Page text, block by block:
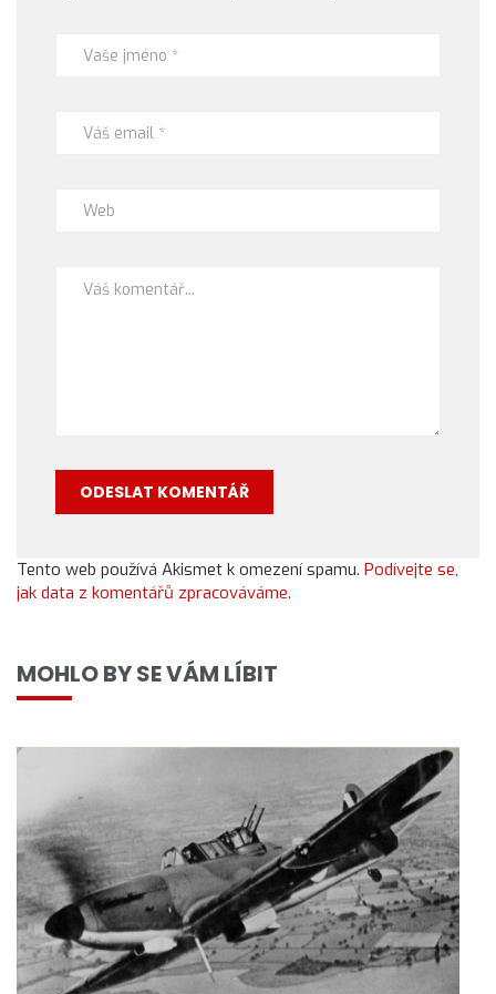
Tento web používá Akismet k omezení spamu. Podívejte se,
jak data z komentářů zpracováváme.
MOHLO BY SE VÁM LÍBIT